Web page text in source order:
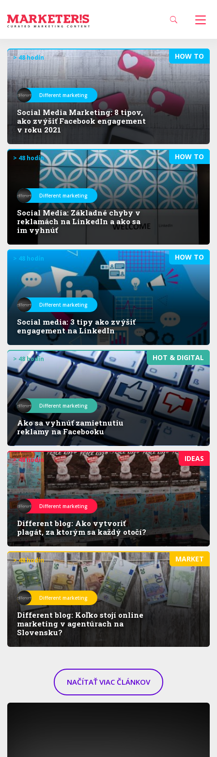
HOW TO
> 48 hodín
Different marketing
Social Media Marketing: 8 tipov,
ako zvýšiť Facebook engagement
v roku 2021
HOW TO
> 48 hodín
Different marketing
Social Media: Základné chyby v
reklamách na LinkedIn a ako sa
im vyhnúť
HOW TO
> 48 hodín
Different marketing
Social media: 3 tipy ako zvýšiť
engagement na LinkedIn
HOT & DIGITAL
> 48 hodín
Different marketing
Ako sa vyhnúť zamietnutiu
reklamy na Facebooku
IDEAS
> 48 hodín
Different marketing
Different blog: Ako vytvoriť
plagát, za ktorým sa každý otočí?
MARKET
> 48 hodín
Different marketing
Different blog: Koľko stojí online
marketing v agentúrach na
Slovensku?
NAČÍTAŤ VIAC ČLÁNKOV